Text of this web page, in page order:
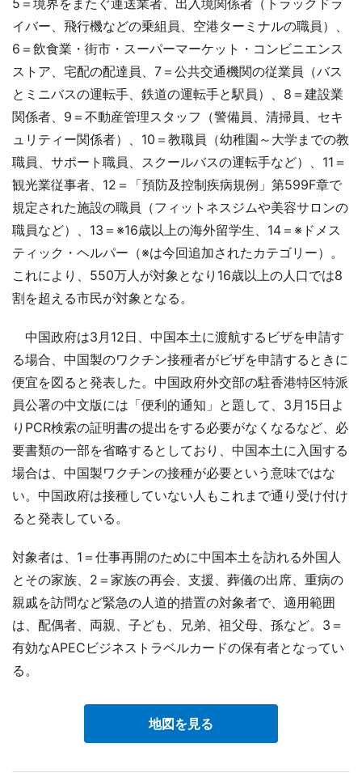
5＝境界をまたぐ運送業者、出入境関係者（トラックドラ
イバー、飛行機などの乗組員、空港ターミナルの職員）、
6＝飲食業・街市・スーパーマーケット・コンビニエンス
ストア、宅配の配達員、7＝公共交通機関の従業員（バス
とミニバスの運転手、鉄道の運転手と駅員）、8＝建設業
関係者、9＝不動産管理スタッフ（警備員、清掃員、セキ
ュリティー関係者）、10＝教職員（幼稚園～大学までの教
職員、サポート職員、スクールバスの運転手など）、11＝
観光業従事者、12＝「預防及控制疾病規例」第599F章で
規定された施設の職員（フィットネスジムや美容サロンの
職員など）、13＝※16歳以上の海外留学生、14＝※ドメス
ティック・ヘルパー（※は今回追加されたカテゴリー）。
これにより、550万人が対象となり16歳以上の人口では8
割を超える市民が対象となる。
中国政府は3月12日、中国本土に渡航するビザを申請す
る場合、中国製のワクチン接種者がビザを申請するときに
便宜を図ると発表した。中国政府外交部の駐香港特区特派
員公署の中文版には「便利的通知」と題して、3月15日よ
りPCR検索の証明書の提出をする必要がなくなるなど、必
要書類の一部を省略するとしており、中国本土に入国する
場合は、中国製ワクチンの接種が必要という意味ではな
い。中国政府は接種していない人もこれまで通り受け付け
ると発表している。
対象者は、1＝仕事再開のために中国本土を訪れる外国人
とその家族、2＝家族の再会、支援、葬儀の出席、重病の
親戚を訪問など緊急の人道的措置の対象者で、適用範囲
は、配偶者、両親、子ども、兄弟、祖父母、孫など。3＝
有効なAPECビジネストラベルカードの保有者となってい
る。
地図を見る